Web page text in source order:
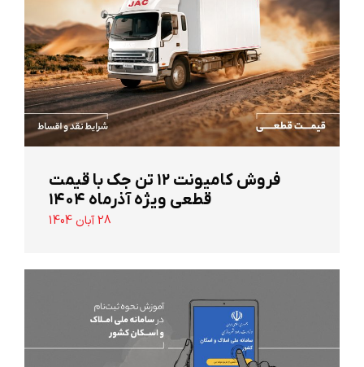
‌فروش کامیونت ۱۲ تن جک با قیمت
قطعی ویژه آذرماه ۱۴۰۴
28 آبان 1404